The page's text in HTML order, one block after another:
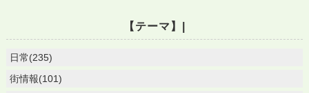
【テーマ】|
日常(235)
街情報(101)